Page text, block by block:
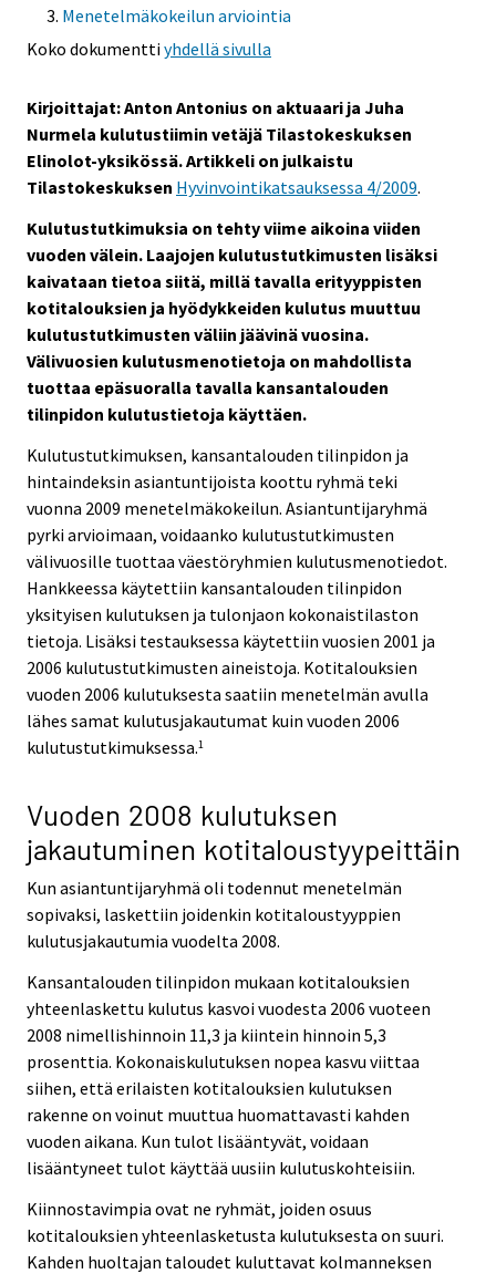
Menetelmäkokeilun arviointia
Koko dokumenttiyhdellä sivulla
Kirjoittajat: Anton Antonius on aktuaari ja Juha
Nurmela kulutustiimin vetäjä Tilastokeskuksen
Elinolot-yksikössä. Artikkeli on julkaistu
Tilastokeskuksen Hyvinvointikatsauksessa 4/2009.
Kulutustutkimuksia on tehty viime aikoina viiden
vuoden välein. Laajojen kulutustutkimusten lisäksi
kaivataan tietoa siitä, millä tavalla erityyppisten
kotitalouksien ja hyödykkeiden kulutus muuttuu
kulutustutkimusten väliin jäävinä vuosina.
Välivuosien kulutusmenotietoja on mahdollista
tuottaa epäsuoralla tavalla kansantalouden
tilinpidon kulutustietoja käyttäen.
Kulutustutkimuksen, kansantalouden tilinpidon ja
hintaindeksin asiantuntijoista koottu ryhmä teki
vuonna 2009 menetelmäkokeilun. Asiantuntijaryhmä
pyrki arvioimaan, voidaanko kulutustutkimusten
välivuosille tuottaa väestöryhmien kulutusmenotiedot.
Hankkeessa käytettiin kansantalouden tilinpidon
yksityisen kulutuksen ja tulonjaon kokonaistilaston
tietoja. Lisäksi testauksessa käytettiin vuosien 2001 ja
2006 kulutustutkimusten aineistoja. Kotitalouksien
vuoden 2006 kulutuksesta saatiin menetelmän avulla
lähes samat kulutusjakautumat kuin vuoden 2006
kulutustutkimuksessa.1
Vuoden 2008 kulutuksen
jakautuminen kotitaloustyypeittäin
Kun asiantuntijaryhmä oli todennut menetelmän
sopivaksi, laskettiin joidenkin kotitaloustyyppien
kulutusjakautumia vuodelta 2008.
Kansantalouden tilinpidon mukaan kotitalouksien
yhteenlaskettu kulutus kasvoi vuodesta 2006 vuoteen
2008 nimellishinnoin 11,3 ja kiintein hinnoin 5,3
prosenttia. Kokonaiskulutuksen nopea kasvu viittaa
siihen, että erilaisten kotitalouksien kulutuksen
rakenne on voinut muuttua huomattavasti kahden
vuoden aikana. Kun tulot lisääntyvät, voidaan
lisääntyneet tulot käyttää uusiin kulutuskohteisiin.
Kiinnostavimpia ovat ne ryhmät, joiden osuus
kotitalouksien yhteenlasketusta kulutuksesta on suuri.
Kahden huoltajan taloudet kuluttavat kolmanneksen